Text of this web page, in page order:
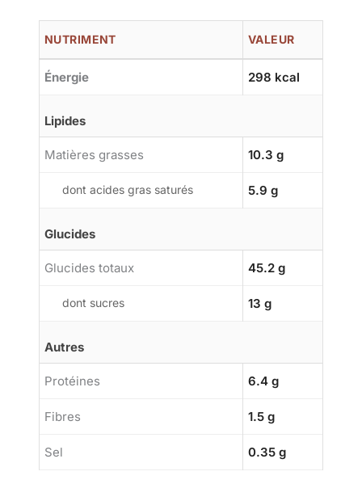
NUTRIMENT VALEUR
Énergie 298 kcal
Lipides
Matières grasses 10.3 g
dont acides gras saturés 5.9 g
Glucides
Glucides totaux 45.2 g
dont sucres 13 g
Autres
Protéines 6.4 g
Fibres 1.5 g
Sel 0.35 g